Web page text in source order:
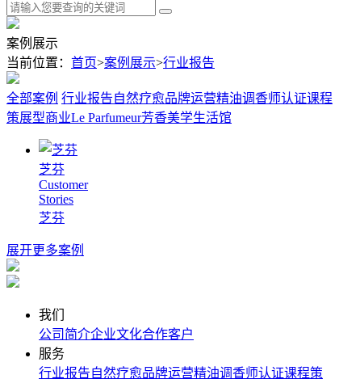
案例展示
当前位置： 首页>案例展示>行业报告
全部案例 行业报告自然疗愈品牌运营精油调香师认证课程
策展型商业Le Parfumeur芳香美学生活馆
芝芬
Customer
Stories
芝芬
展开更多案例
我们
公司简介企业文化合作客户
服务
行业报告自然疗愈品牌运营精油调香师认证课程策